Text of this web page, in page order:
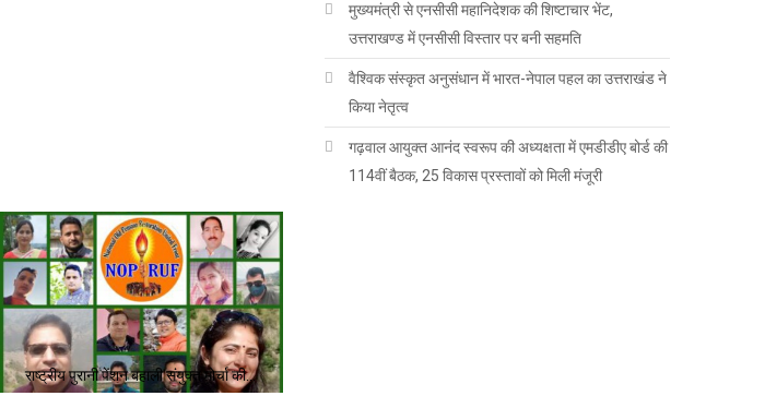
राष्ट्रीय पुरानी पेंशन बहाली संयुक्त मोर्चा की…
मुख्यमंत्री से एनसीसी महानिदेशक की शिष्टाचार भेंट,
उत्तराखण्ड में एनसीसी विस्तार पर बनी सहमति
वैश्विक संस्कृत अनुसंधान में भारत-नेपाल पहल का उत्तराखंड ने
किया नेतृत्व
गढ़वाल आयुक्त आनंद स्वरूप की अध्यक्षता में एमडीडीए बोर्ड की
114वीं बैठक, 25 विकास प्रस्तावों को मिली मंजूरी